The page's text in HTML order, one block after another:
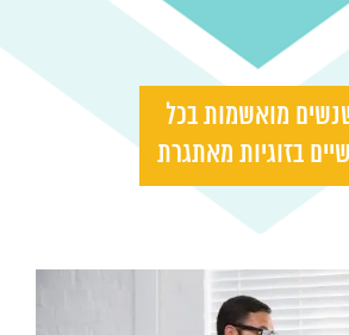
מואשמות בכל
בזוגיות מאתגרת